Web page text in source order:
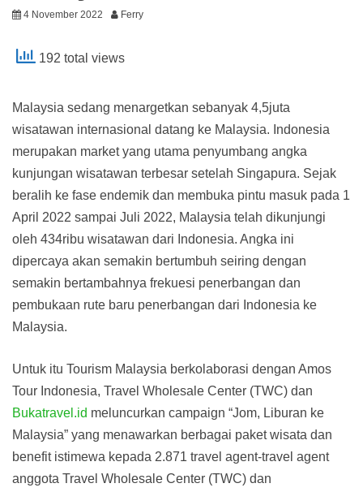
4 November 2022 Ferry
192 total views
Malaysia sedang menargetkan sebanyak 4,5juta
wisatawan internasional datang ke Malaysia. Indonesia
merupakan market yang utama penyumbang angka
kunjungan wisatawan terbesar setelah Singapura. Sejak
beralih ke fase endemik dan membuka pintu masuk pada 1
April 2022 sampai Juli 2022, Malaysia telah dikunjungi
oleh 434ribu wisatawan dari Indonesia. Angka ini
dipercaya akan semakin bertumbuh seiring dengan
semakin bertambahnya frekuesi penerbangan dan
pembukaan rute baru penerbangan dari Indonesia ke
Malaysia.
Untuk itu Tourism Malaysia berkolaborasi dengan Amos
Tour Indonesia, Travel Wholesale Center (TWC) dan
Bukatravel.id meluncurkan campaign “Jom, Liburan ke
Malaysia” yang menawarkan berbagai paket wisata dan
benefit istimewa kepada 2.871 travel agent-travel agent
anggota Travel Wholesale Center (TWC) dan